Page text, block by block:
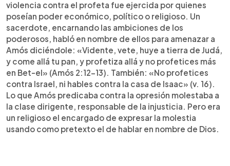
violencia contra el profeta fue ejercida por quienes
poseían poder económico, político o religioso. Un
sacerdote, encarnando las ambiciones de los
poderosos, habló en nombre de ellos para amenazar a
Amós diciéndole: «Vidente, vete, huye a tierra de Judá,
y come allá tu pan, y profetiza allá y no profetices más
en Bet-el» (Amós 2:12-13). También: «No profetices
contra Israel, ni hables contra la casa de Isaac» (v. 16).
Lo que Amós predicaba contra la opresión molestaba a
la clase dirigente, responsable de la injusticia. Pero era
un religioso el encargado de expresar la molestia
usando como pretexto el de hablar en nombre de Dios.